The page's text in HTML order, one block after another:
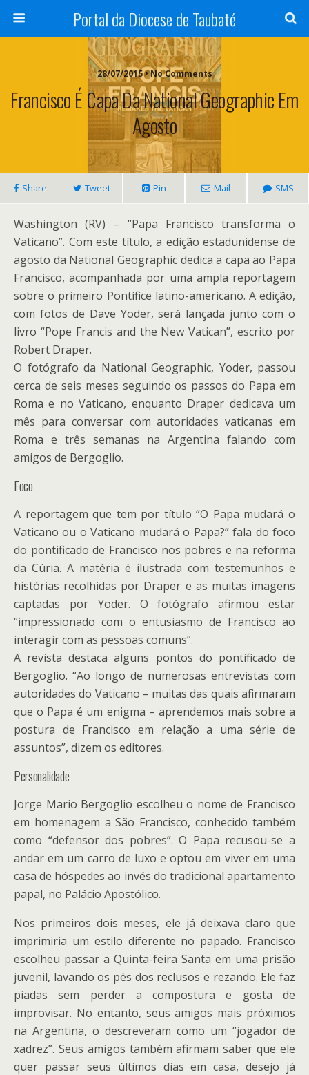
Portal da Diocese de Taubaté
28/07/2015 • No Comments
Francisco É Capa Da National Geographic Em
Agosto
Share Tweet Pin Mail SMS
Washington (RV) – “Papa Francisco transforma o
Vaticano”. Com este título, a edição estadunidense de
agosto da National Geographic dedica a capa ao Papa
Francisco, acompanhada por uma ampla reportagem
sobre o primeiro Pontífice latino-americano. A edição,
com fotos de Dave Yoder, será lançada junto com o
livro “Pope Francis and the New Vatican”, escrito por
Robert Draper.
O fotógrafo da National Geographic, Yoder, passou
cerca de seis meses seguindo os passos do Papa em
Roma e no Vaticano, enquanto Draper dedicava um
mês para conversar com autoridades vaticanas em
Roma e três semanas na Argentina falando com
amigos de Bergoglio.
Foco
A reportagem que tem por título “O Papa mudará o
Vaticano ou o Vaticano mudará o Papa?” fala do foco
do pontificado de Francisco nos pobres e na reforma
da Cúria. A matéria é ilustrada com testemunhos e
histórias recolhidas por Draper e as muitas imagens
captadas por Yoder. O fotógrafo afirmou estar
“impressionado com o entusiasmo de Francisco ao
interagir com as pessoas comuns”.
A revista destaca alguns pontos do pontificado de
Bergoglio. “Ao longo de numerosas entrevistas com
autoridades do Vaticano – muitas das quais afirmaram
que o Papa é um enigma – aprendemos mais sobre a
postura de Francisco em relação a uma série de
assuntos”, dizem os editores.
Personalidade
Jorge Mario Bergoglio escolheu o nome de Francisco
em homenagem a São Francisco, conhecido também
como “defensor dos pobres”. O Papa recusou-se a
andar em um carro de luxo e optou em viver em uma
casa de hóspedes ao invés do tradicional apartamento
papal, no Palácio Apostólico.
Nos primeiros dois meses, ele já deixava claro que
imprimiria um estilo diferente no papado. Francisco
escolheu passar a Quinta-feira Santa em uma prisão
juvenil, lavando os pés dos reclusos e rezando. Ele faz
piadas sem perder a compostura e gosta de
improvisar. No entanto, seus amigos mais próximos
na Argentina, o descreveram como um “jogador de
xadrez”. Seus amigos também afirmam saber que ele
quer passar seus últimos dias em casa, desejo já